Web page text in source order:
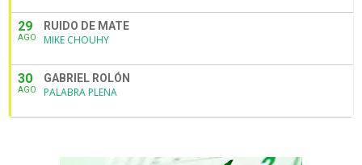
29
AGO
RUIDO DE MATE
MIKE CHOUHY
30
AGO
GABRIEL ROLÓN
PALABRA PLENA